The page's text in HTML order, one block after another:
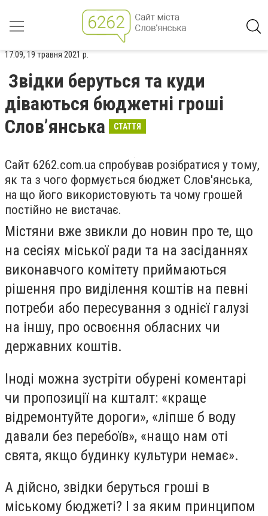
17:09, 19 травня 2021 р.
Звідки беруться та куди
діваються бюджетні гроші
Слов’янська
СТАТТЯ
Сайт 6262.com.ua спробував розібратися у тому,
як та з чого формується бюджет Слов'янська,
на що його використовують та чому грошей
постійно не вистачає.
Містяни вже звикли до новин про те, що
на сесіях міської ради та на засіданнях
виконавчого комітету приймаються
рішення про виділення коштів на певні
потреби або пересування з однієї галузі
на іншу, про освоєння обласних чи
державних коштів.
Іноді можна зустріти обурені коментарі
чи пропозиції на кшталт: «краще
відремонтуйте дороги», «ліпше б воду
давали без перебоїв», «нащо нам оті
свята, якщо будинку культури немає».
А дійсно, звідки беруться гроші в
міському бюджеті? І за яким принципом